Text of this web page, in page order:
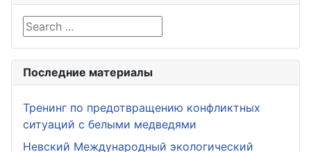
Search ...
Последние материалы
Тренинг по предотвращению конфликтных
ситуаций с белыми медведями
Невский Международный экологический